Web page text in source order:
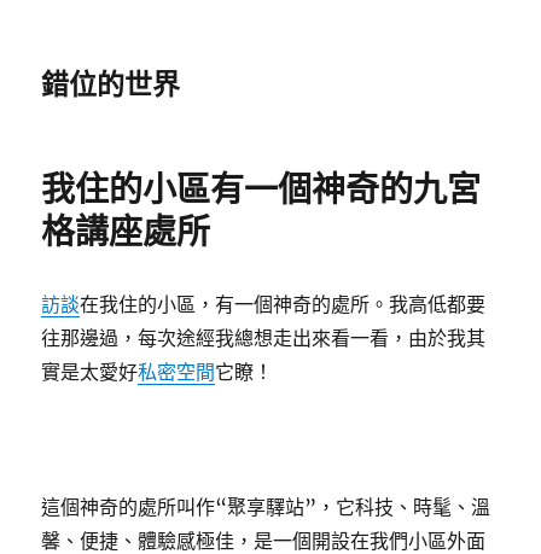
錯位的世界
我住的小區有一個神奇的九宮
格講座處所
訪談在我住的小區，有一個神奇的處所。我高低都要
往那邊過，每次途經我總想走出來看一看，由於我其
實是太愛好私密空間它瞭！
這個神奇的處所叫作“聚享驛站”，它科技、時髦、溫
馨、便捷、體驗感極佳，是一個開設在我們小區外面